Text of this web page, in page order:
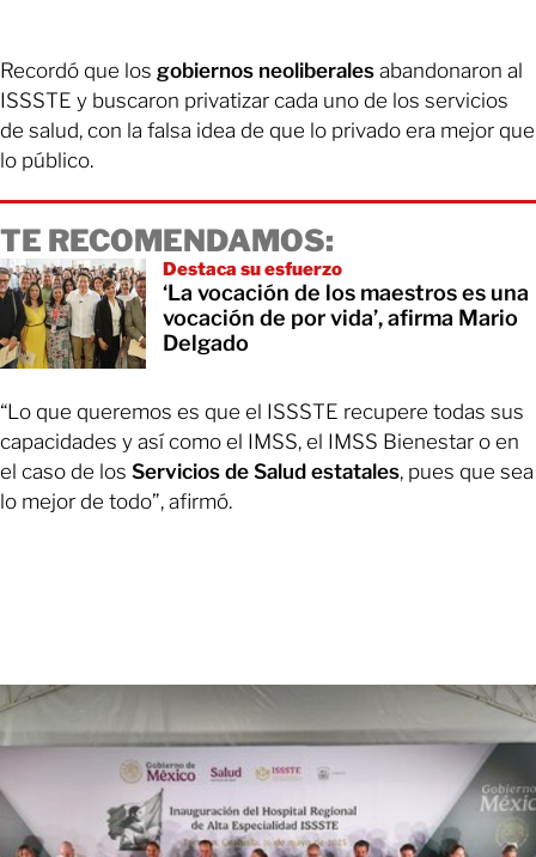
Recordó que los gobiernos neoliberales abandonaron al
ISSSTE y buscaron privatizar cada uno de los servicios
de salud, con la falsa idea de que lo privado era mejor que
lo público.
TE RECOMENDAMOS:
Destaca su esfuerzo
‘La vocación de los maestros es una
vocación de por vida’, afirma Mario
Delgado
“Lo que queremos es que el ISSSTE recupere todas sus
capacidades y así como el IMSS, el IMSS Bienestar o en
el caso de los Servicios de Salud estatales, pues que sea
lo mejor de todo”, afirmó.